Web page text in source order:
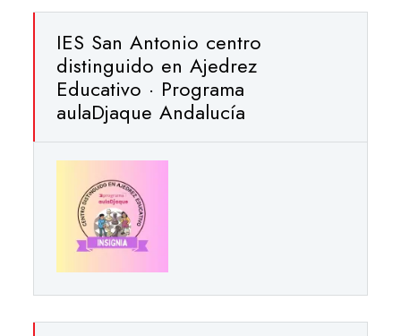
IES San Antonio centro
distinguido en Ajedrez
Educativo · Programa
aulaDjaque Andalucía